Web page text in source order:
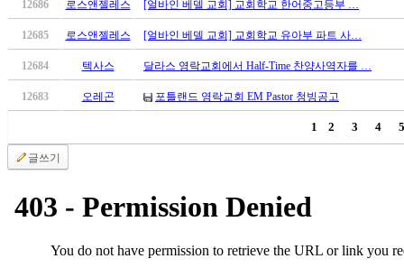
12686 로스앤젤레스 [얼바인 베델 교회] 교회학교 한어중고등부 …
12685 로스앤젤레스 [얼바인 베델 교회] 교회학교 유아부 파트 사…
12684 텍사스 달라스 영락교회에서 Half-Time 찬양사역자를 …
12683 오레곤 포틀랜드 영락교회 EM Pastor 청빙공고
1 2 3 4 5
글쓰기